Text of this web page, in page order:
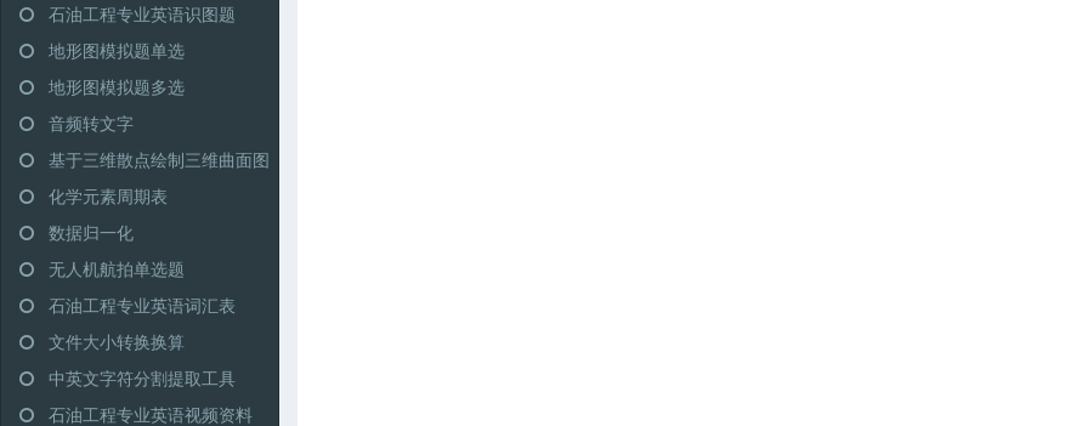
石油工程专业英语识图题
地形图模拟题单选
地形图模拟题多选
音频转文字
基于三维散点绘制三维曲面图
化学元素周期表
数据归一化
无人机航拍单选题
石油工程专业英语词汇表
文件大小转换换算
中英文字符分割提取工具
石油工程专业英语视频资料